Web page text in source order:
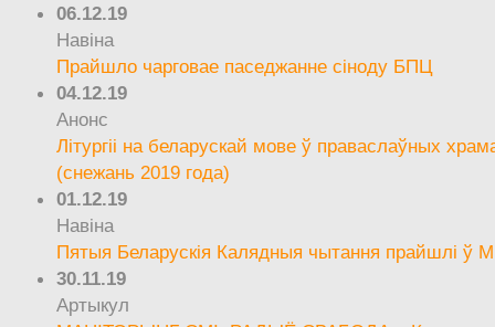
06.12.19
Навіна
Прайшло чарговае паседжанне сіноду БПЦ
04.12.19
Анонс
Літургіі на беларускай мове ў праваслаўных
(снежань 2019 года)
01.12.19
Навіна
Пятыя Беларускія Калядныя чытання прайшлі ў
30.11.19
Артыкул